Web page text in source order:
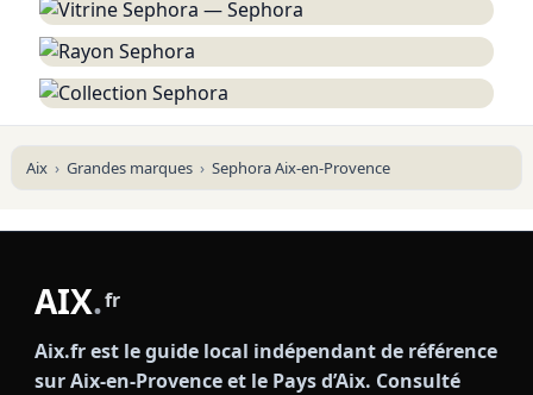
Aix Grandes marques Sephora Aix-en-Provence
AIX.fr
Aix.fr est le guide local indépendant de référence
sur Aix-en-Provence et le Pays d’Aix. Consulté